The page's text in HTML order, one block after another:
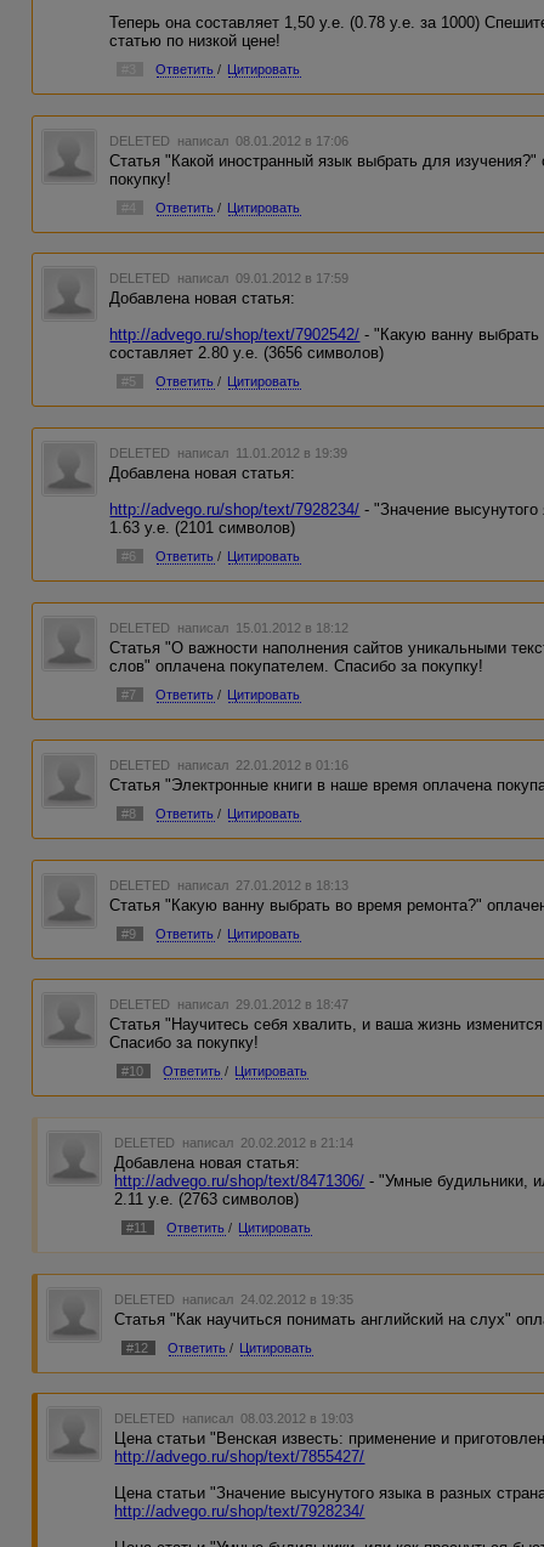
Теперь она составляет 1,50 у.е. (0.78 у.е. за 1000)
статью по низкой цене!
Ответить / Цитировать
DELETED написал 08.01.2012 в 17:06
Статья "Какой иностранный язык выбрать для
покупку!
#4 Ответить / Цитировать
DELETED написал 09.01.2012 в 17:59
Добавлена новая статья:
http://advego.ru/shop/text/7902542/ - "Какую ванну
составляет 2.80 у.е. (3656 символов)
#5 Ответить / Цитировать
DELETED написал 11.01.2012 в 19:39
Добавлена новая статья:
http://advego.ru/shop/text/7928234/ - "Значение
1.63 у.е. (2101 символов)
#6 Ответить / Цитировать
DELETED написал 15.01.2012 в 18:12
Статья "О важности наполнения сайтов уникальными
слов" оплачена покупателем. Спасибо за покупку!
#7 Ответить / Цитировать
DELETED написал 22.01.2012 в 01:16
Статья "Электронные книги в наше время оплачена
#8 Ответить / Цитировать
DELETED написал 27.01.2012 в 18:13
Статья "Какую ванну выбрать во время ремонта?"
#9 Ответить / Цитировать
DELETED написал 29.01.2012 в 18:47
Статья "Научитесь себя хвалить, и ваша жизнь
Спасибо за покупку!
#10 Ответить / Цитировать
DELETED написал 20.02.2012 в 21:14
Добавлена новая статья:
http://advego.ru/shop/text/8471306/ - "Умные будильники,
2.11 у.е. (2763 символов)
#11 Ответить / Цитировать
DELETED написал 24.02.2012 в 19:35
Статья "Как научиться понимать английский на слух"
#12 Ответить / Цитировать
DELETED написал 08.03.2012 в 19:03
Цена статьи "Венская известь: применение и
http://advego.ru/shop/text/7855427/
Цена статьи "Значение высунутого языка в разных
http://advego.ru/shop/text/7928234/